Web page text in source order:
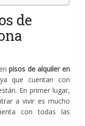
de
pisos de alquiler en
ya que cuentan con
En primer lugar,
a vivir es mucho
con todas las